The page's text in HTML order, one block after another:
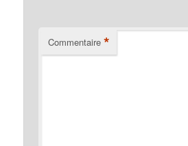
Commentaire *